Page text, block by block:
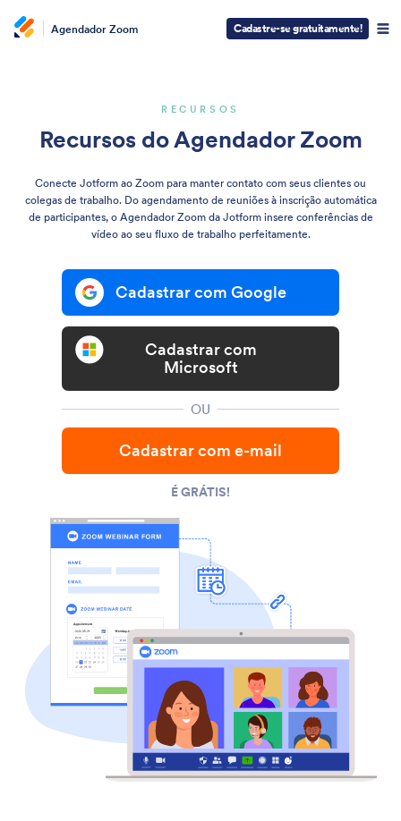
Agendador Zoom Cadastre-se gratuitamente!
RECURSOS
Recursos do Agendador Zoom
Conecte Jotform ao Zoom para manter contato com seus clientes ou
colegas de trabalho. Do agendamento de reuniões à inscrição automática
de participantes, o Agendador Zoom da Jotform insere conferências de
vídeo ao seu fluxo de trabalho perfeitamente.
Cadastrar com Google
Cadastrar com
Microsoft
OU
Cadastrar com e-mail
É GRÁTIS!